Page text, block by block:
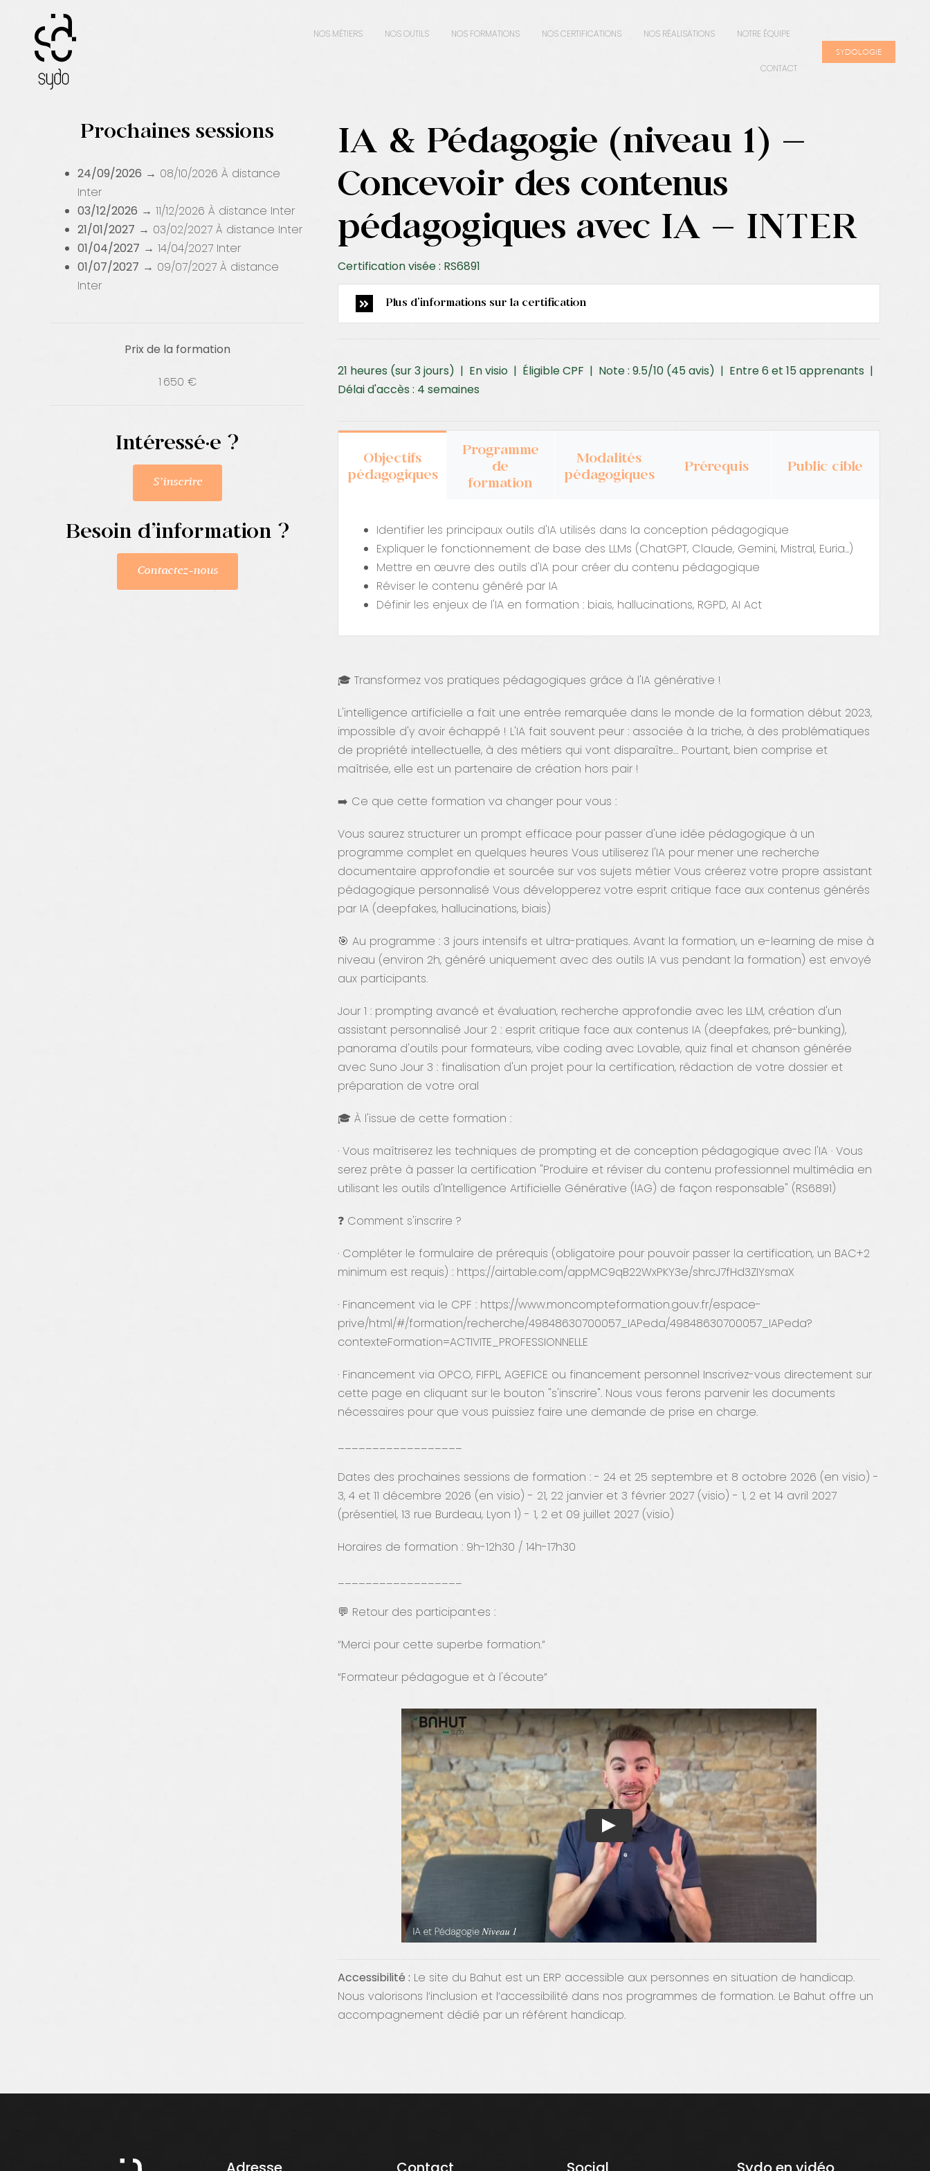
contenu
NOS MÉTIERS NOS OUTILS NOS FORMATIONS NOS CERTIFICATIONS NOS RÉALISATIONS NOTRE ÉQUIPE
CONTACT
SYDOLOGIE
Prochaines sessions
24/09/2026 → 08/10/2026 À distance
Inter
03/12/2026 → 11/12/2026 À distance Inter
21/01/2027 → 03/02/2027 À distance Inter
01/04/2027 → 14/04/2027 Inter
01/07/2027 → 09/07/2027 À distance
Inter
Prix de la formation
1 650 €
Intéressé·e ?
S’inscrire
Besoin d’information ?
Contactez-nous
IA & Pédagogie (niveau 1) –
Concevoir des contenus
pédagogiques avec IA – INTER
Certification visée : RS6891
Plus d'informations sur la certification
21 heures (sur 3 jours) | En visio | Éligible CPF | Note : 9.5/10 (45 avis) | Entre 6 et 15 apprenants |
Délai d'accès : 4 semaines
Objectifs
pédagogiques
Programme
de
formation
Modalités
pédagogiques
Prérequis Public cible
Identifier les principaux outils d'IA utilisés dans la conception pédagogique
Expliquer le fonctionnement de base des LLMs (ChatGPT, Claude, Gemini, Mistral, Euria...)
Mettre en œuvre des outils d'IA pour créer du contenu pédagogique
Réviser le contenu généré par IA
Définir les enjeux de l'IA en formation : biais, hallucinations, RGPD, AI Act
🎓 Transformez vos pratiques pédagogiques grâce à l'IA générative !
L'intelligence artificielle a fait une entrée remarquée dans le monde de la formation début 2023,
impossible d'y avoir échappé ! L'IA fait souvent peur : associée à la triche, à des problématiques
de propriété intellectuelle, à des métiers qui vont disparaître… Pourtant, bien comprise et
maîtrisée, elle est un partenaire de création hors pair !
➡️ Ce que cette formation va changer pour vous :
Vous saurez structurer un prompt efficace pour passer d'une idée pédagogique à un
programme complet en quelques heures Vous utiliserez l'IA pour mener une recherche
documentaire approfondie et sourcée sur vos sujets métier Vous créerez votre propre assistant
pédagogique personnalisé Vous développerez votre esprit critique face aux contenus générés
par IA (deepfakes, hallucinations, biais)
🎯 Au programme : 3 jours intensifs et ultra-pratiques. Avant la formation, un e-learning de mise à
niveau (environ 2h, généré uniquement avec des outils IA vus pendant la formation) est envoyé
aux participants.
Jour 1 : prompting avancé et évaluation, recherche approfondie avec les LLM, création d'un
assistant personnalisé Jour 2 : esprit critique face aux contenus IA (deepfakes, pré-bunking),
panorama d'outils pour formateurs, vibe coding avec Lovable, quiz final et chanson générée
avec Suno Jour 3 : finalisation d'un projet pour la certification, rédaction de votre dossier et
préparation de votre oral
🎓 À l'issue de cette formation :
· Vous maîtriserez les techniques de prompting et de conception pédagogique avec l'IA · Vous
serez prêt·e à passer la certification "Produire et réviser du contenu professionnel multimédia en
utilisant les outils d'Intelligence Artificielle Générative (IAG) de façon responsable" (RS6891)
❓ Comment s'inscrire ?
· Compléter le formulaire de prérequis (obligatoire pour pouvoir passer la certification, un BAC+2
minimum est requis) : https://airtable.com/appMC9qB22WxPKY3e/shrcJ7fHd3ZIYsmaX
· Financement via le CPF : https://www.moncompteformation.gouv.fr/espace-
prive/html/#/formation/recherche/49848630700057_IAPeda/49848630700057_IAPeda?
contexteFormation=ACTIVITE_PROFESSIONNELLE
· Financement via OPCO, FIFPL, AGEFICE ou financement personnel Inscrivez-vous directement sur
cette page en cliquant sur le bouton "s'inscrire". Nous vous ferons parvenir les documents
nécessaires pour que vous puissiez faire une demande de prise en charge.
__________________
Dates des prochaines sessions de formation : - 24 et 25 septembre et 8 octobre 2026 (en visio) -
3, 4 et 11 décembre 2026 (en visio) - 21, 22 janvier et 3 février 2027 (visio) - 1, 2 et 14 avril 2027
(présentiel, 13 rue Burdeau, Lyon 1) - 1, 2 et 09 juillet 2027 (visio)
Horaires de formation : 9h-12h30 / 14h-17h30
__________________
💬 Retour des participant·es :
“Merci pour cette superbe formation.”
“Formateur pédagogue et à l'écoute”
Accessibilité : Le site du Bahut est un ERP accessible aux personnes en situation de handicap.
Nous valorisons l’inclusion et l’accessibilité dans nos programmes de formation. Le Bahut offre un
accompagnement dédié par un référent handicap.